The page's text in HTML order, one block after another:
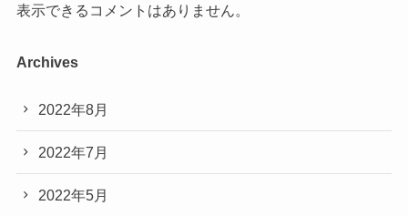
表示できるコメントはありません。
Archives
2022年8月
2022年7月
2022年5月